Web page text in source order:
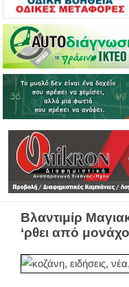
Βλαντιμίρ
‘ρθει από